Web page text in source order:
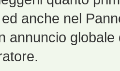
anche nel
annuncio